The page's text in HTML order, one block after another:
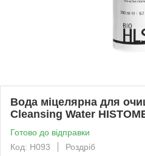
Вода міцелярна для
Cleansing Water
Готово до відправки
Код: H093
Роздріб